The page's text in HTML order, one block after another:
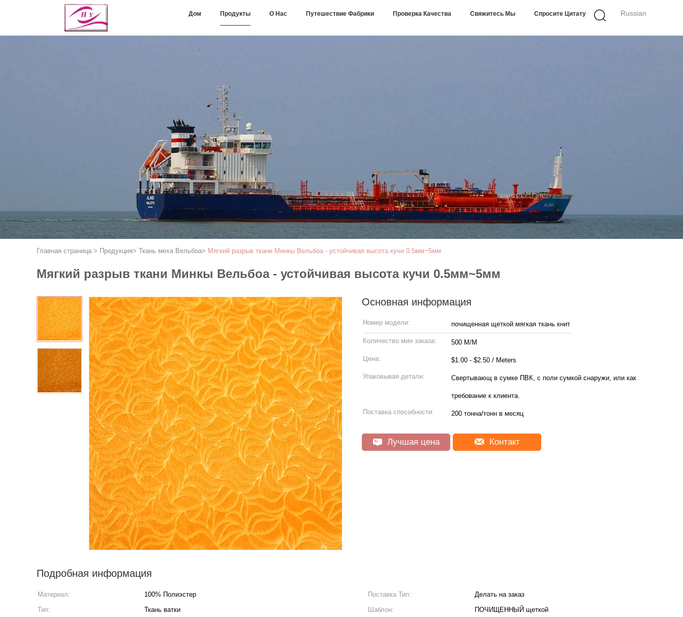
Russian
Дом Продукты О Нас Путешествие Фабрики Проверка Качества Свяжитесь Мы Спросите Цитату
Главная страница > Продукция> Ткань меха Вельбоа> Мягкий разрыв ткани Минкы Вельбоа - устойчивая высота кучи 0.5мм~5мм
Мягкий разрыв ткани Минкы Вельбоа - устойчивая высота кучи 0.5мм~5мм
Основная информация
Номер модели: почищенная щеткой мягкая ткань книт
Количество мин заказа: 500 М/М
Цена: $1.00 - $2.50 / Meters
Упаковывая детали: Свертывающ в сумке ПВК, с поли сумкой снаружи, или как
требование к клиента.
Поставка способности: 200 тонна/тонн в месяц
Лучшая цена Контакт
Подробная информация
Материал: 100% Полиэстер Поставка Тип:
Делать на заказ
Тип:
Ткань ватки Шаблон:
ПОЧИЩЕННЫЙ щеткой